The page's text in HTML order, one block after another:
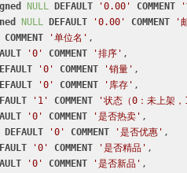
NULL DEFAULT '0.00' COMMENT '
NULL DEFAULT '0.00' COMMENT '
COMMENT '单位名' ,
'0' COMMENT '排序' ,
'0' COMMENT '销量' ,
'0' COMMENT '库存' ,
'1' COMMENT '状态（0：未上架
'0' COMMENT '是否热卖' ,
DEFAULT '0' COMMENT '是否优惠' ,
'0' COMMENT '是否精品' ,
'0' COMMENT '是否新品' ,